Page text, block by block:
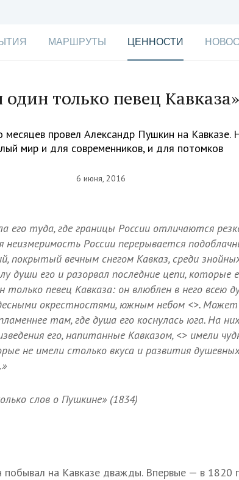
МАРШРУТЫ ЦЕННОСТИ
один только певец Кавказа»
месяцев провел Александр Пушкин на Кавказе.
мир и для современников, и для потомков
6 июня, 2016
его туда, где границы России отличаются
неизмеримость России перерывается
покрытый вечным снегом Кавказ, среди
души его и разорвал последние цепи,
только певец Кавказа: он влюблен в него всею
окрестностями, южным небом <>.
там, где душа его коснулась юга. На
его, напитанные Кавказом, <> имели
не имели столько вкуса и развития
слов о Пушкине» (1834)
побывал на Кавказе дважды. Впервые — в 1820